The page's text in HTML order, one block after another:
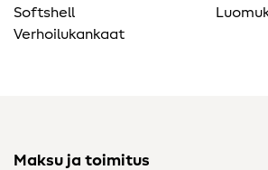
Softshell
Verhoilukankaat
Maksu ja toimitus